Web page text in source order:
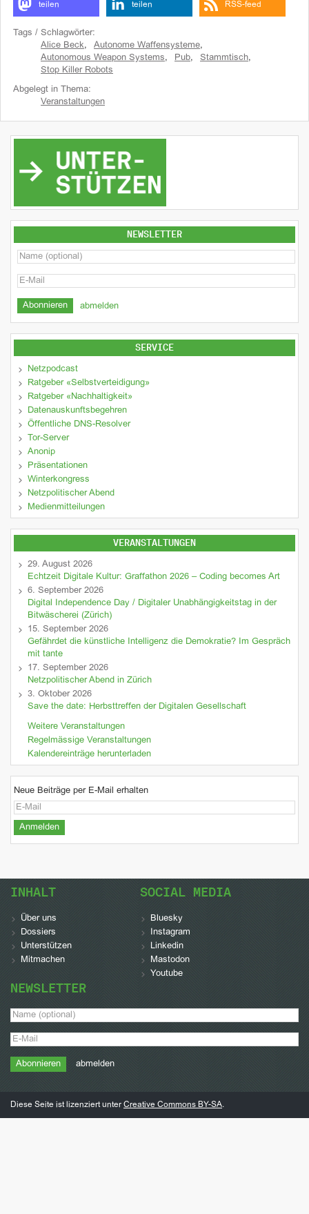
teilen teilen RSS-feed
Tags / Schlagwörter:
Alice Beck, Autonome Waffensysteme,
Autonomous Weapon Systems, Pub, Stammtisch,
Stop Killer Robots
Abgelegt in Thema:
Veranstaltungen
NEWSLETTER
abmelden
SERVICE
Netzpodcast
Ratgeber «Selbstverteidigung»
Ratgeber «Nachhaltigkeit»
Datenauskunftsbegehren
Öffentliche DNS-Resolver
Tor-Server
Anonip
Präsentationen
Winterkongress
Netzpolitischer Abend
Medienmitteilungen
VERANSTALTUNGEN
29. August 2026
Echtzeit Digitale Kultur: Graffathon 2026 – Coding becomes Art
6. September 2026
Digital Independence Day / Digitaler Unabhängigkeitstag in der
Bitwäscherei (Zürich)
15. September 2026
Gefährdet die künstliche Intelligenz die Demokratie? Im Gespräch
mit tante
17. September 2026
Netzpolitischer Abend in Zürich
3. Oktober 2026
Save the date: Herbsttreffen der Digitalen Gesellschaft
Weitere Veranstaltungen
Regelmässige Veranstaltungen
Kalendereinträge herunterladen
Neue Beiträge per E-Mail erhalten
INHALT
Über uns
Dossiers
Unterstützen
Mitmachen
SOCIAL MEDIA
Bluesky
Instagram
Linkedin
Mastodon
Youtube
NEWSLETTER
abmelden
Diese Seite ist lizenziert unter Creative Commons BY-SA.